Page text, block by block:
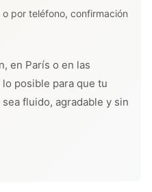
o por teléfono, confirmación
en París o en las
posible para que tu
fluido, agradable y sin